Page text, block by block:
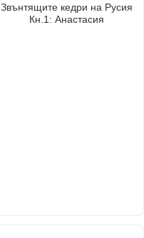
Звънтящите кедри на Русия
Кн.1: Анастасия